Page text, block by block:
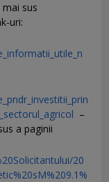
sus
uri:
–
a paginii
20